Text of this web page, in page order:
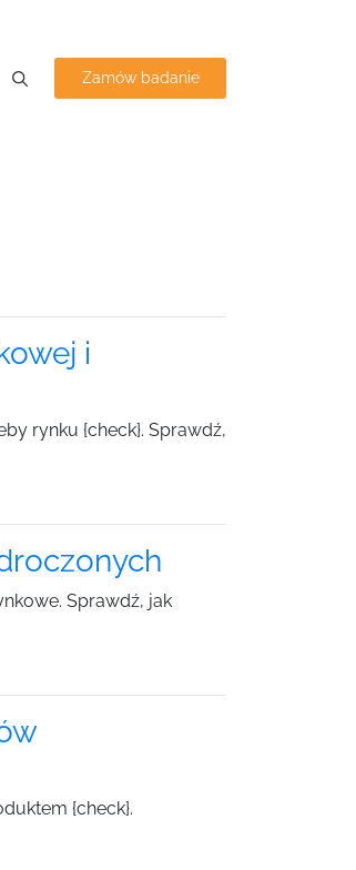
Zamów badanie
i
rynku {check}. Sprawdź,
Sprawdź, jak
{check}.